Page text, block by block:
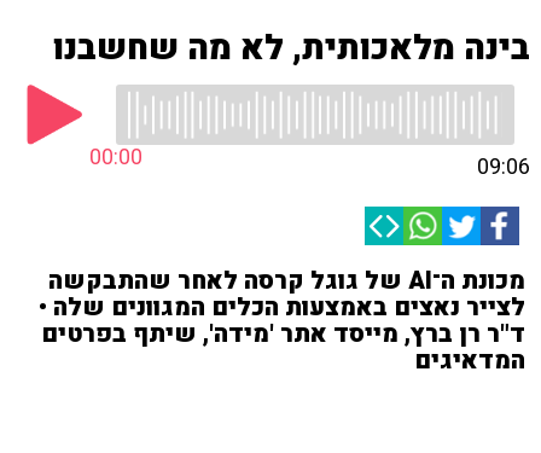
בינה מלאכותית, לא מה שחשבנו
00:00 09:06
מכונת ה־AI של גוגל קרסה לאחר שהתבקשה
לצייר נאצים באמצעות הכלים המגוונים שלה •
ד"ר רן ברץ, מייסד אתר 'מידה', שיתף בפרטים
המדאיגים